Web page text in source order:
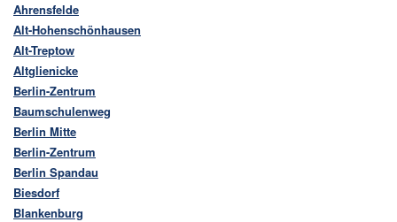
Ahrensfelde
Alt-Hohenschönhausen
Alt-Treptow
Altglienicke
Berlin-Zentrum
Baumschulenweg
Berlin Mitte
Berlin-Zentrum
Berlin Spandau
Biesdorf
Blankenburg